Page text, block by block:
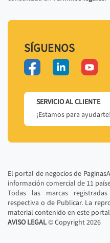
SÍGUENOS
SERVICIO AL CLIENTE
¡Estamos para
El portal de negocios de
información comercial de 11
Todas las marcas
respectiva o de Publicar. La
material contenido en este
AVISO LEGAL© Copyright2026